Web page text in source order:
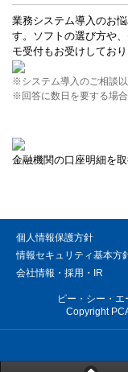
業務システム導入のお
す。ソフトの選び方や
モ受付もお受けしており
※システム導入のご相談以
※回答に数日を要する場合
金融機関の口座明細を
個人情報保護方針
情報セキュリティ基本方
会社情報・採用・IR
ピー・シー・
Copyright